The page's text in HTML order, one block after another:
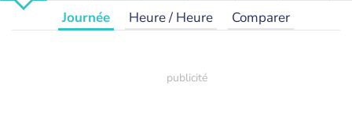
Journée Heure / Heure Comparer